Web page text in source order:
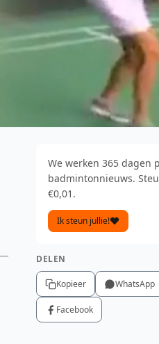
We werken 365 dagen
badmintonnieuws.
€0,01.
Ik steun jullie!
DELEN
Kopieer WhatsApp
Facebook